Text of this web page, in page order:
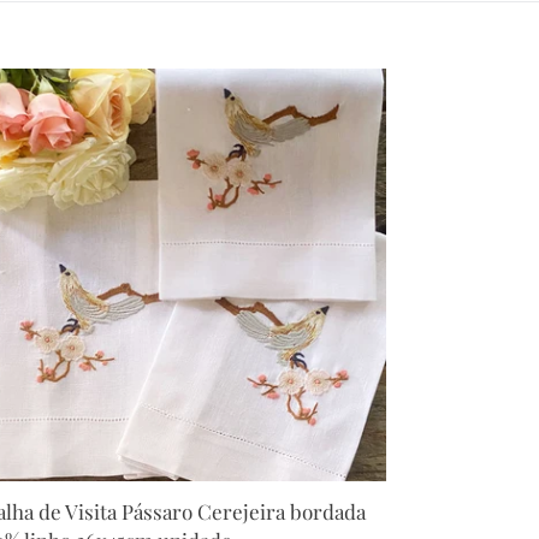
de Visita Pássaro Cerejeira bordada